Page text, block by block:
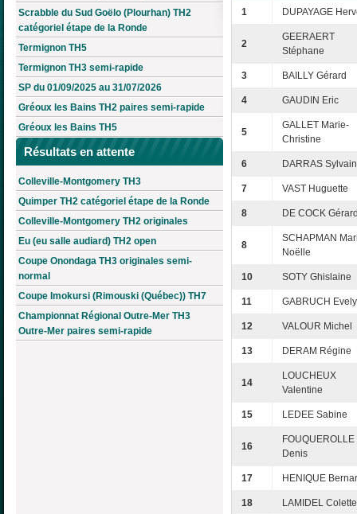
Scrabble du Sud Goëlo (Plourhan) TH2
catégoriel étape de la Ronde
Termignon TH5
Termignon TH3 semi-rapide
SP du 01/09/2025 au 31/07/2026
Gréoux les Bains TH2 paires semi-rapide
Gréoux les Bains TH5
Résultats en attente
Colleville-Montgomery TH3
Quimper TH2 catégoriel étape de la Ronde
Colleville-Montgomery TH2 originales
Eu (eu salle audiard) TH2 open
Coupe Onondaga TH3 originales semi-
normal
Coupe Imokursi (Rimouski (Québec)) TH7
Championnat Régional Outre-Mer TH3
Outre-Mer paires semi-rapide
1 DUPAYAGE
2
GEERAERT
Stéphane
3 BAILLY Gérard
4 GAUDIN Eric
5
GALLET Marie-
Christine
6 DARRAS
7 VAST Huguette
8 DE COCK
8
SCHAPMAN
Noëlle
10 SOTY Ghislaine
11 GABRUCH
12 VALOUR Michel
13 DERAM Régine
14
LOUCHEUX
Valentine
15 LEDEE Sabine
16
FOUQUEROLLE
Denis
17 HENIQUE
18 LAMIDEL Colette